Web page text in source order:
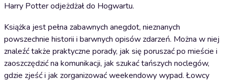
Harry Potter odjeżdżał do Hogwartu.
Książka jest pełna zabawnych anegdot, nieznanych
powszechnie historii i barwnych opisów zdarzeń. Można w niej
znaleźć także praktyczne porady, jak się poruszać po mieście i
zaoszczędzić na komunikacji, jak szukać tańszych noclegów,
gdzie zjeść i jak zorganizować weekendowy wypad. Łowcy